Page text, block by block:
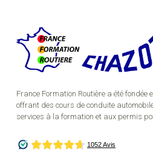
France Formation Routière a été fondée
offrant des cours de conduite
services à la formation et aux permis